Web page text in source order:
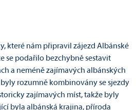
které nám připravil zájezd Albánské
se podařilo bezchybně sestavit
a neméně zajímavých albánských
rozumně kombinovány se sjezdy
zajímavých míst, takže byly
byla albánská krajina, příroda